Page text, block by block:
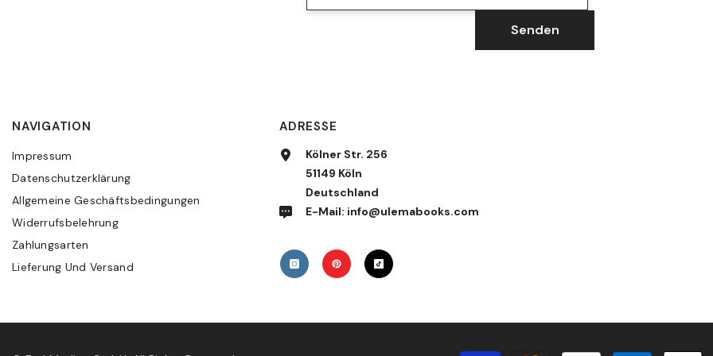
Senden
NAVIGATION
Impressum
Datenschutzerklärung
Allgemeine Geschäftsbedingungen
Widerrufsbelehrung
Zahlungsarten
Lieferung Und Versand
ADRESSE
Kölner Str. 256
51149 Köln
Deutschland
E-Mail: info@ulemabooks.com